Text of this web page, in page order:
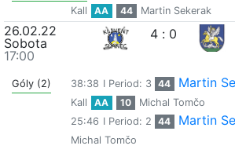
Kall
AA 44 Martin Sekerak
26.02.22
Sobota
17:00
4 : 0
Góly (2) 38:38 I Period: 3 44 Martin
Kall
AA 10
Michal Tomčo
25:46 I Period: 2 44 Martin
Michal Tomčo